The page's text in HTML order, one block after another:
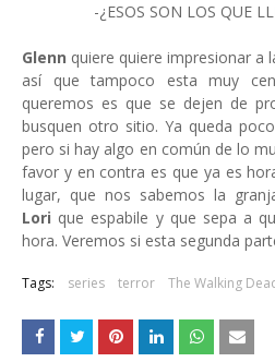
-¿ESOS SON LOS QUE
Glenn quiere quiere impresionar a
así que tampoco esta muy
queremos es que se dejen de
busquen otro sitio. Ya queda
pero si hay algo en común de lo
favor y en contra es que ya es
lugar, que nos sabemos la
Lori que espabile y que sepa a
hora. Veremos si esta segunda
Tags: series terror The Walking